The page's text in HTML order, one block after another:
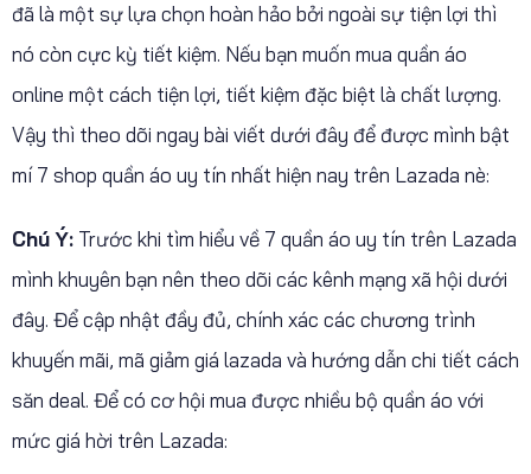
đã là một sự lựa chọn hoàn hảo bởi ngoài sự tiện lợi thì
nó còn cực kỳ tiết kiệm. Nếu bạn muốn mua quần áo
online một cách tiện lợi, tiết kiệm đặc biệt là chất lượng.
Vậy thì theo dõi ngay bài viết dưới đây để được mình bật
mí 7 shop quần áo uy tín nhất hiện nay trên Lazada nè:
Chú Ý: Trước khi tìm hiểu về 7 quần áo uy tín trên Lazada
mình khuyên bạn nên theo dõi các kênh mạng xã hội dưới
đây. Để cập nhật đầy đủ, chính xác các chương trình
khuyến mãi, mã giảm giá lazada và hướng dẫn chi tiết cách
săn deal. Để có cơ hội mua được nhiều bộ quần áo với
mức giá hời trên Lazada: